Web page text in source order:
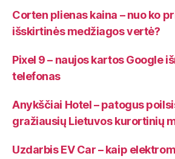
Corten plienas kaina – nuo ko
išskirtinės medžiagos vertė?
Pixel 9 – naujos kartos Google
telefonas
Anykščiai Hotel – patogus
gražiausių Lietuvos kurortinių
Uzdarbis EV Car – kaip